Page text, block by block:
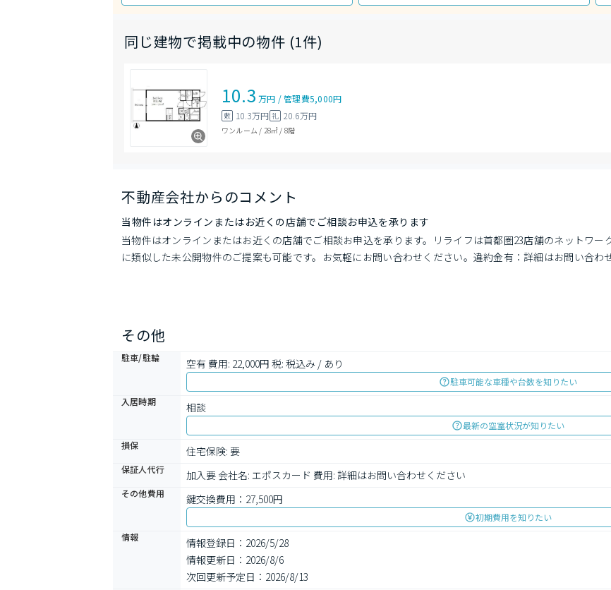
同じ建物で掲載中の物件 (1件)
10.3 万円 /管理費5,000円
敷 10.3万円 礼 20.6万円
ワンルーム / 28㎡ / 8階
不動産会社からのコメント
当物件はオンラインまたはお近くの店舗でご相談お申込を承ります
当物件はオンラインまたはお近くの店舗でご相談お申込を承ります。リライフは首都圏23店舗のネットワ
に類似した未公開物件のご提案も可能です。お気軽にお問い合わせください。違約金有：詳細はお問い合わ
その他
駐車/駐輪 空有 費用: 22,000円 税: 税込み / あり
駐車可能な車種や台数を知りたい
入居時期
相談
最新の空室状況が知りたい
損保
住宅保険: 要
保証人代行 加入要 会社名: エポスカード 費用: 詳細はお問い合わせください
その他費用 鍵交換費用：27,500円
初期費用を知りたい
情報
情報登録日：2026/5/28
情報更新日：2026/8/6
次回更新予定日：2026/8/13